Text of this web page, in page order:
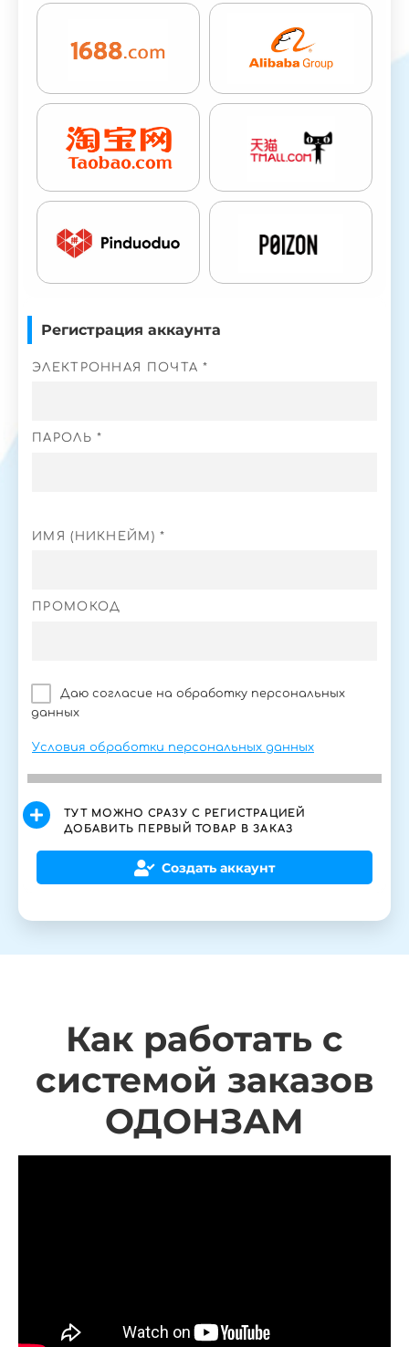
Регистрация аккаунта
ЭЛЕКТРОННАЯ ПОЧТА *
ПАРОЛЬ *
ИМЯ (НИКНЕЙМ) *
ПРОМОКОД
Даю согласие на обработку персональных
данных
Условия обработки персональных данных
ТУТ МОЖНО СРАЗУ С РЕГИСТРАЦИЕЙ
ДОБАВИТЬ ПЕРВЫЙ ТОВАР В ЗАКАЗ
Создать аккаунт
Как работать с
системой заказов
ОДОНЗАМ